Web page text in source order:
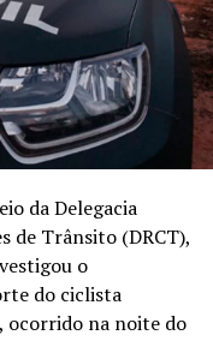
da Delegacia
de Trânsito (DRCT),
o
do ciclista
ocorrido na noite do